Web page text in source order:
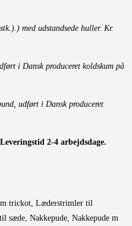
med udstandsede huller. Kr.
i Dansk produceret koldskum på
udført i Dansk produceret
2-4 arbejdsdage.
trickot, Læderstrimler til
sæde, Nakkepude, Nakkepude m